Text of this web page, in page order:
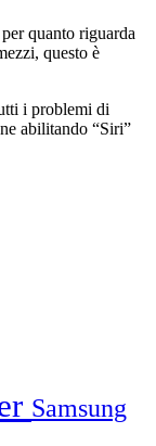
quanto riguarda
questo è
i problemi di
abilitando “Siri”
Samsung